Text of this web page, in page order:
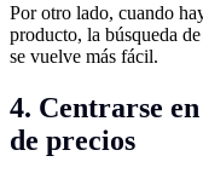
Por otro lado, cuando
producto, la búsqueda
se vuelve más fácil.
4. Centrarse
de precios